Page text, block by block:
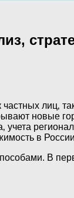
лиц‚
в
В